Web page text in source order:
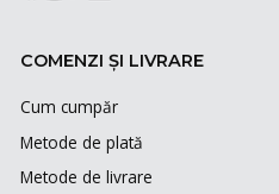
COMENZI ȘI LIVRARE
Cum cumpăr
Metode de plată
Metode de livrare